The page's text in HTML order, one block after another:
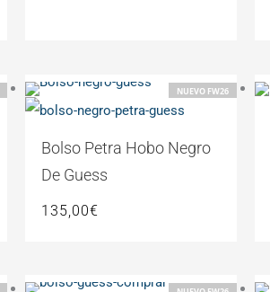
NUEVO FW26
Bolso Petra Hobo Negro
De Guess
135,00€